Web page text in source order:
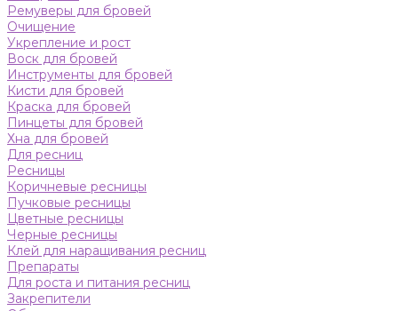
Ремуверы для бровей
Очищение
Укрепление и рост
Воск для бровей
Инструменты для бровей
Кисти для бровей
Краска для бровей
Пинцеты для бровей
Хна для бровей
Для ресниц
Ресницы
Коричневые ресницы
Пучковые ресницы
Цветные ресницы
Черные ресницы
Клей для наращивания ресниц
Препараты
Для роста и питания ресниц
Закрепители